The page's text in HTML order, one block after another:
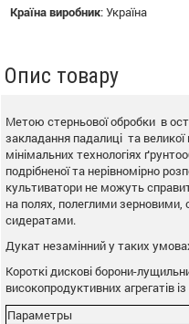
Країна виробник:Україна
Опис товару
Метою стерньової обробки в
закладання падалиці та
мінімальних технологіях
подрібненої та нерівномірно
культиватори не можуть
на полях, полеглими зерновими,
сидератами.
Дукат незамінний у таких
Короткі дискові борони-
високопродуктивних агрегатів
Параметры